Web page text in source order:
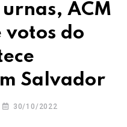
ACM
votos do
Salvador
30/10/2022